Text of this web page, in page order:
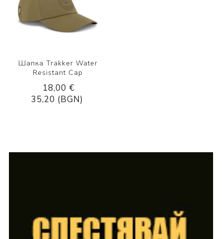
Шапка Trakker Water
Resistant Cap
18,00 €
35,20 (BGN)